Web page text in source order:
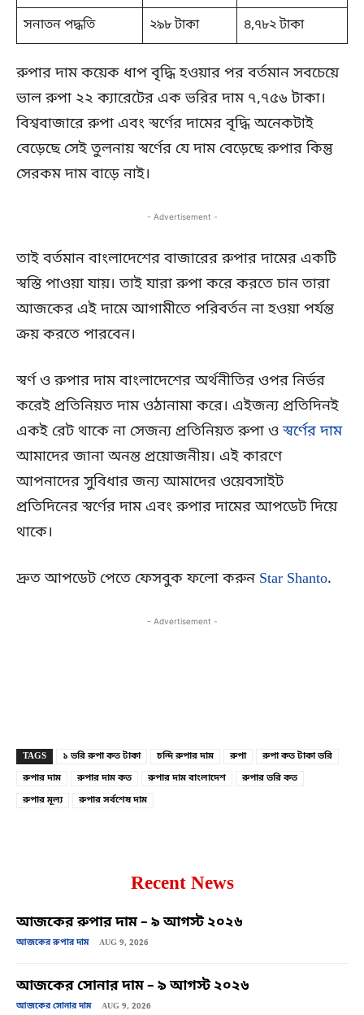
সনাতন পদ্ধতি
২৯৮ টাকা ৪,৭৮২ টাকা
রুপার দাম কয়েক ধাপ বৃদ্ধি হওয়ার পর বর্তমান সবচেয়ে
ভাল রুপা ২২ ক্যারেটের এক ভরির দাম ৭,৭৫৬ টাকা।
বিশ্ববাজারে রুপা এবং স্বর্ণের দামের বৃদ্ধি অনেকটাই
বেড়েছে সেই তুলনায় স্বর্ণের যে দাম বেড়েছে রুপার কিন্তু
সেরকম দাম বাড়ে নাই।
- Advertisement -
তাই বর্তমান বাংলাদেশের বাজারের রুপার দামের একটি
স্বস্তি পাওয়া যায়। তাই যারা রুপা করে করতে চান তারা
আজকের এই দামে আগামীতে পরিবর্তন না হওয়া পর্যন্ত
ক্রয় করতে পারবেন।
স্বর্ণ ও রুপার দাম বাংলাদেশের অর্থনীতির ওপর নির্ভর
করেই প্রতিনিয়ত দাম ওঠানামা করে। এইজন্য প্রতিদিনই
একই রেট থাকে না সেজন্য প্রতিনিয়ত রুপা ওস্বর্ণের দাম
আমাদের জানা অনন্ত প্রয়োজনীয়। এই কারণে
আপনাদের সুবিধার জন্য আমাদের ওয়েবসাইট
প্রতিদিনের স্বর্ণের দাম এবং রুপার দামের আপডেট দিয়ে
থাকে।
দ্রুত আপডেট পেতে ফেসবুক ফলো করুন Star Shanto.
- Advertisement -
TAGS ১ ভরি রুপা কত টাকা চন্দি রুপার দাম রুপা
রুপা কত টাকা ভরি
রুপার দাম
রুপার দাম কত রুপার দাম বাংলাদেশ
রুপার ভরি কত
রুপার মূল্য
রুপার সর্বশেষ দাম
Recent News
আজকের রুপার দাম – ৯ আগস্ট ২০২৬
আজকের রুপার দাম AUG 9, 2026
আজকের সোনার দাম – ৯ আগস্ট ২০২৬
আজকের সোনার দাম AUG 9, 2026